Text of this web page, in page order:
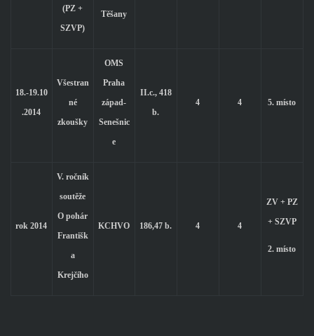
(PZ +
SZVP)
Těšany
18.-19.10
.2014
Všestran
né
zkoušky
OMS
Praha
západ-
Senešnic
e
II.c., 418
b.
4 4 5. místo
rok 2014
V. ročník
soutěže
O pohár
Františk
a
Krejčího
KCHVO 186,47 b. 4 4
ZV + PZ
+ SZVP
2. místo